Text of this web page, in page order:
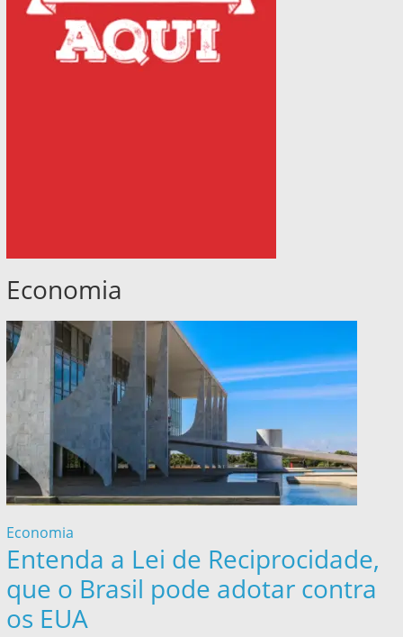
Economia
Economia
Entenda a Lei de Reciprocidade,
que o Brasil pode adotar contra
os EUA